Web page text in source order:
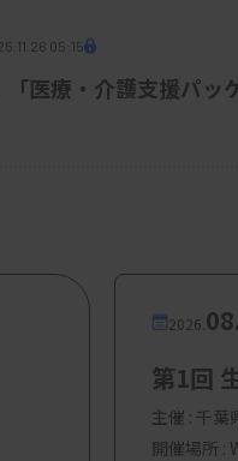
05:15
医療・介護支援パッ
2026.
第1回
主催 : 千葉
開催場所 :